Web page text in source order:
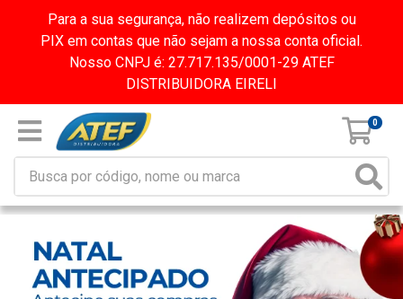
Para a sua segurança, não realizem depósitos ou
PIX em contas que não sejam a nossa conta oficial.
Nosso CNPJ é: 27.717.135/0001-29 ATEF
DISTRIBUIDORA EIRELI
0